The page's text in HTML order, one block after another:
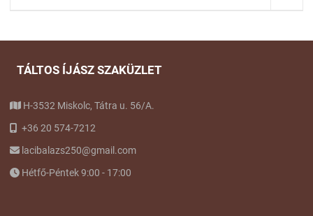
TÁLTOS ÍJÁSZ SZAKÜZLET
H-3532 Miskolc, Tátra u. 56/A.
+36 20 574-7212
lacibalazs250@gmail.com
Hétfő-Péntek 9:00 - 17:00